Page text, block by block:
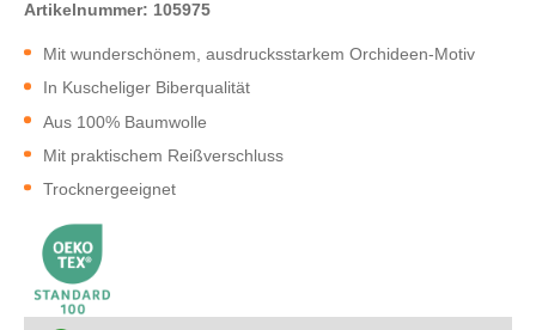
Artikelnummer: 105975
Mit wunderschönem, ausdrucksstarkem Orchideen-Motiv
In Kuscheliger Biberqualität
Aus 100% Baumwolle
Mit praktischem Reißverschluss
Trocknergeeignet